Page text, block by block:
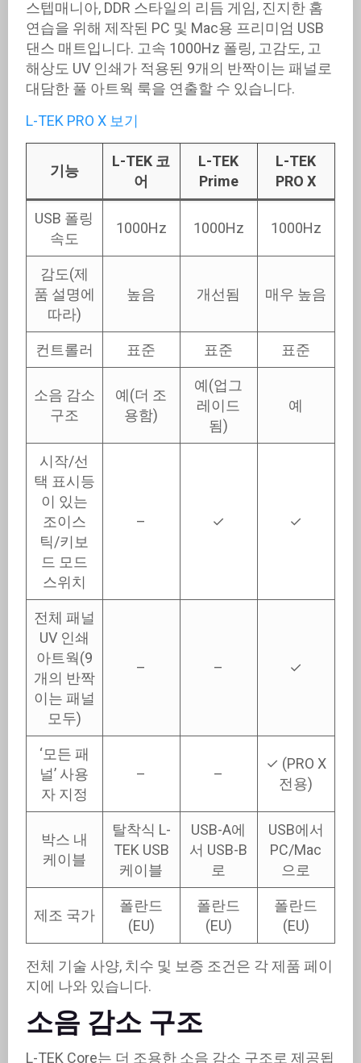
스텝매니아, DDR 스타일의 리듬 게임, 진지한 홈
연습을 위해 제작된 PC 및 Mac용 프리미엄 USB
댄스 매트입니다. 고속 1000Hz 폴링, 고감도, 고
해상도 UV 인쇄가 적용된 9개의 반짝이는 패널로
대담한 풀 아트웍 룩을 연출할 수 있습니다.
L-TEK PRO X 보기
기능
L-TEK 코
어
L-TEK
Prime
L-TEK
PRO X
USB 폴링
속도
1000Hz 1000Hz 1000Hz
감도(제
품 설명에
따라)
높음 개선됨 매우 높음
컨트롤러 표준 표준 표준
소음 감소
구조
예(더 조
용함)
예(업그
레이드
됨)
예
시작/선
택 표시등
이 있는
조이스
틱/키보
드 모드
스위치
– ✓ ✓
전체 패널
UV 인쇄
아트웍(9
개의 반짝
이는 패널
모두)
– – ✓
‘모든 패
널’ 사용
자 지정
– –
✓ (PRO X
전용)
박스 내
케이블
탈착식 L-
TEK USB
케이블
USB-A에
서 USB-B
로
USB에서
PC/Mac
으로
제조 국가
폴란드
(EU)
폴란드
(EU)
폴란드
(EU)
전체 기술 사양, 치수 및 보증 조건은 각 제품 페이
지에 나와 있습니다.
소음 감소 구조
L-TEK Core는 더 조용한 소음 감소 구조로 제공됩